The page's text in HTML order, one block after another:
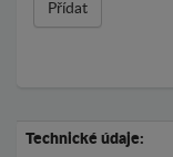
Přídat
Technické údaje: